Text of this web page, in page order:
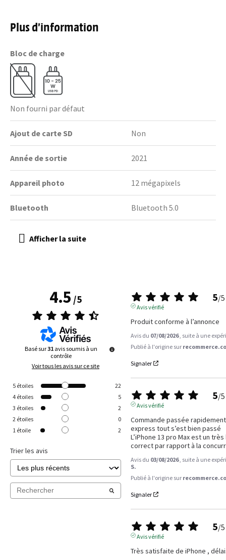
Plus d’information
Bloc de charge
Non fourni par défaut
Ajout de carte SD Non
Année de sortie 2021
Appareil photo 12 mégapixels
Bluetooth Bluetooth 5.0
4.5/5
Basé sur31 avis soumis à un
contrôle
Voir tous les avis sur ce site
5 étoiles
22
4 étoiles
5
3 étoiles
2
2 étoiles
0
1 étoile 2
Trier les avis
5/5
Avis vérifié
Produit conforme à l’annonce
Avis du 07/08/2026 , suite à une
Publié à l'origine sur
Signaler
5/5
Avis vérifié
Commande passée
express tout s’est bien passé
L’iPhone 13 pro Max est un
correct par rapport à la
Avis du 03/08/2026 , suite à une
S.
Publié à l'origine sur
Signaler
5/5
Avis vérifié
Très satisfaite de iPhone ,